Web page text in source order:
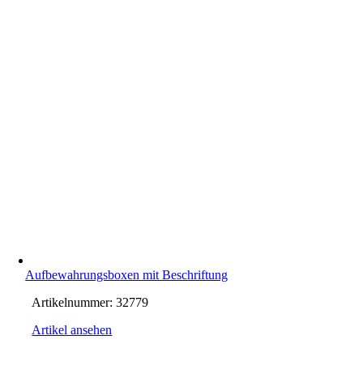
Aufbewahrungsboxen mit Beschriftung
Artikelnummer:32779
Artikel ansehen